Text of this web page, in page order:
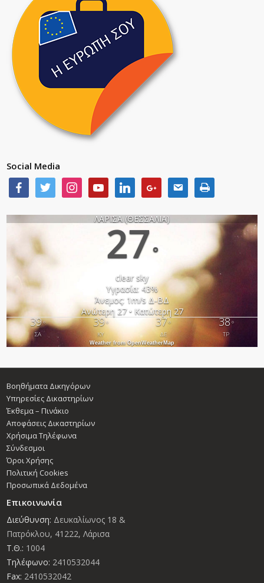
Social Media
ΛΑΡΙΣΑ (ΘΕΣΣΑΛΙΑ)
27°
clear sky
Υγρασία: 43%
Άνεμος: 1m/s Δ-ΒΔ
Ανώτερη 27 • Κατώτερη 27
39°
ΣΑ
39°
ΚΥ
37°
ΔΕ
38°
ΤΡ
Weather from OpenWeatherMap
Βοηθήματα Δικηγόρων
Υπηρεσίες Δικαστηρίων
Έκθεμα – Πινάκιο
Αποφάσεις Δικαστηρίων
Χρήσιμα Τηλέφωνα
Σύνδεσμοι
Όροι Χρήσης
Πολιτική Cookies
Προσωπικά Δεδομένα
Επικοινωνία
Διεύθυνση: Δευκαλίωνος 18 &
Πατρόκλου, 41222, Λάρισα
Τ.Θ.: 1004
Τηλέφωνο: 2410532044
Fax: 2410532042